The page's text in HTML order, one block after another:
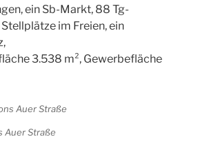
ein Sb-Markt, 88 Tg-
im Freien, ein
3.538 m², Gewerbefläche
Auer Straße